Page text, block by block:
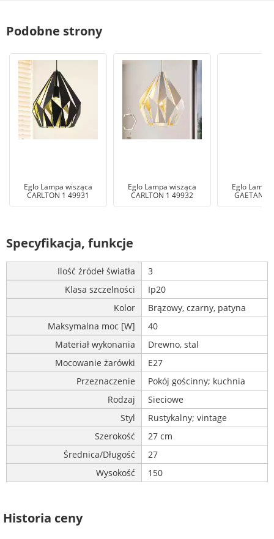
Podobne strony
Eglo Lampa wisząca
CARLTON 1 49931
Eglo Lampa wisząca
CARLTON 1 49932
Eglo
GAETANO
Specyfikacja, funkcje
Ilość źródeł światła
3
Klasa szczelności
Ip20
Kolor
Brązowy, czarny, patyna
Maksymalna moc [W]
40
Materiał wykonania
Drewno, stal
Mocowanie żarówki
E27
Przeznaczenie
Pokój gościnny; kuchnia
Rodzaj
Sieciowe
Styl
Rustykalny; vintage
Szerokość
27 cm
Średnica/Długość
27
Wysokość
150
Historia ceny